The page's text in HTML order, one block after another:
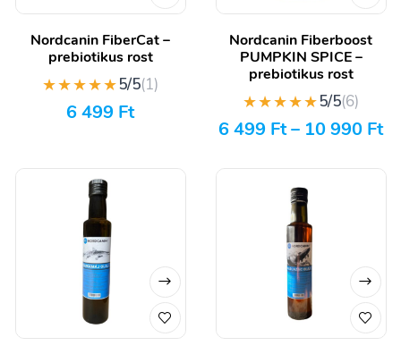
Nordcanin FiberCat –
prebiotikus rost
★★★★★5/5(1)
6 499 Ft
Nordcanin Fiberboost
PUMPKIN SPICE –
prebiotikus rost
★★★★★5/5(6)
6 499 Ft– 10 990 Ft